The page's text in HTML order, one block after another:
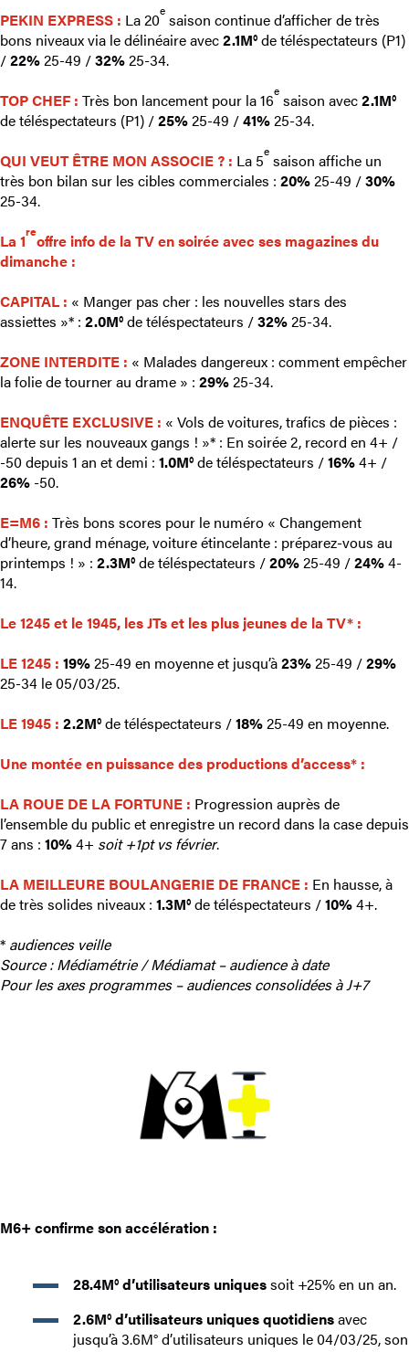
PEKIN EXPRESS : La 20e saison continue d’afficher de très
bons niveaux via le délinéaire avec2.1M°de téléspectateurs (P1)
/22%25-49 /32%25-34.
TOP CHEF : Très bon lancement pour la 16e saison avec2.1M°
de téléspectateurs (P1) /25%25-49 /41%25-34.
QUI VEUT ÊTRE MON ASSOCIE ? : La 5e saison affiche un
très bon bilan sur les cibles commerciales : 20%25-49 /30%
25-34.
La 1reoffre info de la TV en soirée avec ses magazines du
dimanche :
CAPITAL : « Manger pas cher : les nouvelles stars des
assiettes »* : 2.0M°de téléspectateurs /32%25-34.
ZONE INTERDITE : « Malades dangereux : comment empêcher
la folie de tourner au drame » : 29%25-34.
ENQUÊTE EXCLUSIVE : « Vols de voitures, trafics de pièces :
alerte sur les nouveaux gangs ! »* : En soirée 2, record en 4+ /
-50 depuis 1 an et demi : 1.0M°de téléspectateurs /16%4+ /
26% -50.
E=M6 : Très bons scores pour le numéro « Changement
d’heure, grand ménage, voiture étincelante : préparez-vous au
printemps ! » : 2.3M°de téléspectateurs /20%25-49 /24%4-
14.
Le 1245 et le 1945, les JTs et les plus jeunes de la TV* :
LE 1245 : 19%25-49 en moyenne et jusqu’à23%25-49 /29%
25-34 le 05/03/25.
LE 1945 : 2.2M°de téléspectateurs /18%25-49 en moyenne.
Une montée en puissance des productions d’access* :
LA ROUE DE LA FORTUNE : Progression auprès de
l’ensemble du public et enregistre un record dans la case depuis
7 ans : 10%4+ soit +1pt vs février.
LA MEILLEURE BOULANGERIE DE FRANCE : En hausse, à
de très solides niveaux : 1.3M°de téléspectateurs /10%4+.
* audiences veille
Source : Médiamétrie / Médiamat – audience à date
Pour les axes programmes – audiences consolidées à J+7
M6+ confirme son accélération :
28.4M° d’utilisateurs uniquessoit +25% en un an.
2.6M° d’utilisateurs uniques quotidiensavec
jusqu’à 3.6M° d’utilisateurs uniques le 04/03/25, son